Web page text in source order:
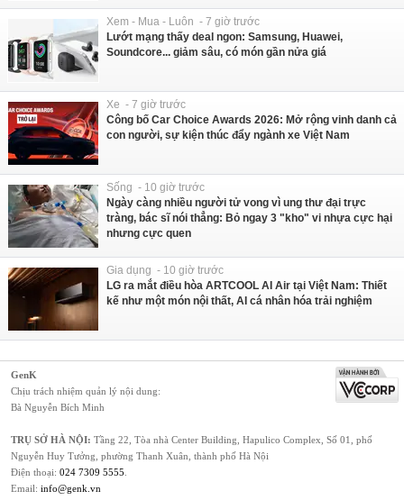
Xem - Mua - Luôn - 7 giờ trước
Lướt mạng thấy deal ngon: Samsung, Huawei,
Soundcore... giảm sâu, có món gần nửa giá
Xe - 7 giờ trước
Công bố Car Choice Awards 2026: Mở rộng vinh danh cả
con người, sự kiện thúc đẩy ngành xe Việt Nam
Sống - 10 giờ trước
Ngày càng nhiều người tử vong vì ung thư đại trực
tràng, bác sĩ nói thẳng: Bỏ ngay 3 "kho" vi nhựa cực hại
nhưng cực quen
Gia dụng - 10 giờ trước
LG ra mắt điều hòa ARTCOOL AI Air tại Việt Nam: Thiết
kế như một món nội thất, AI cá nhân hóa trải nghiệm
GenK
Chịu trách nhiệm quản lý nội dung:
Bà Nguyễn Bích Minh
TRỤ SỞ HÀ NỘI: Tầng 22, Tòa nhà Center Building, Hapulico Complex, Số 01, phố
Nguyễn Huy Tưởng, phường Thanh Xuân, thành phố Hà Nội
Điện thoại: 024 7309 5555
Email: info@genk.vn